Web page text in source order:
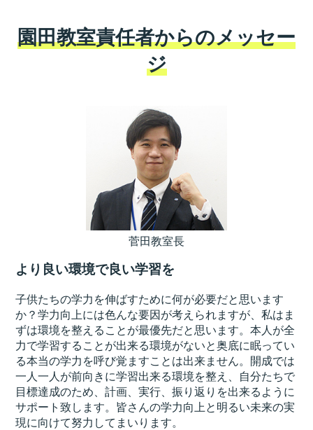
園田教室責任者からのメッセー
ジ
より良い環境で良い学習を
子供たちの学力を伸ばすために何が必要だと思います
か？学力向上には色んな要因が考えられますが、私はま
ずは環境を整えることが最優先だと思います。本人が全
力で学習することが出来る環境がないと奥底に眠ってい
る本当の学力を呼び覚ますことは出来ません。開成では
一人一人が前向きに学習出来る環境を整え、自分たちで
目標達成のため、計画、実行、振り返りを出来るように
サポート致します。皆さんの学力向上と明るい未来の実
現に向けて努力してまいります。
菅田教室長